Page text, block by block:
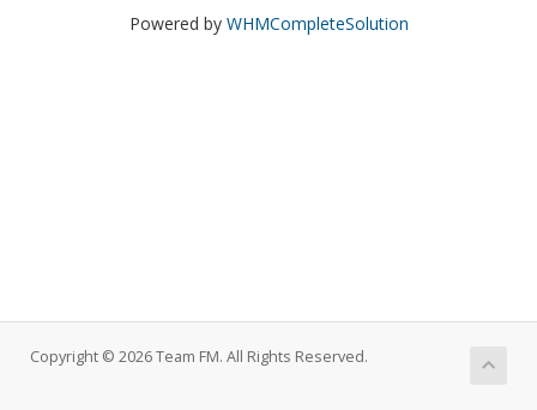
Powered by WHMCompleteSolution
Copyright © 2026 Team FM. All Rights Reserved.